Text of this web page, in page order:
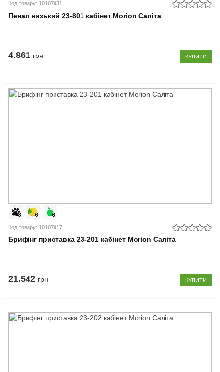
Код товару: 10107931
Пенал низький 23-801 кабінет Morion Саліта
4.861 грн КУПИТИ
Код товару: 10107917
Брифінг приставка 23-201 кабінет Morion Саліта
21.542 грн КУПИТИ